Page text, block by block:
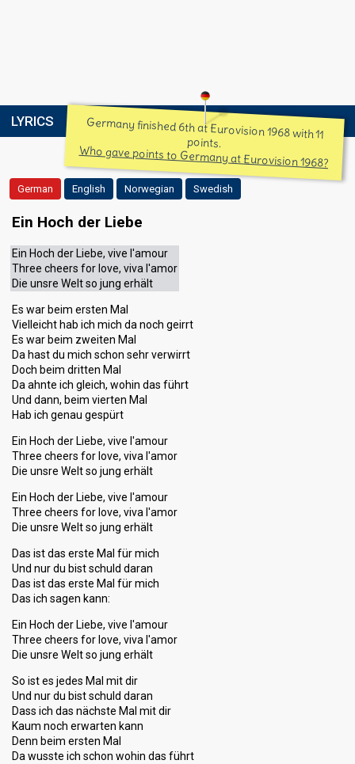
LYRICS Germany finished 6th at Eurovision 1968 with 11
points.
Who gave points to Germany at Eurovision 1968?
German English Norwegian Swedish
Ein Hoch der Liebe
Ein Hoch der Liebe, vive l'amour
Three cheers for love, viva l'amor
Die unsre Welt so jung erhält
Es war beim ersten Mal
Vielleicht hab ich mich da noch geirrt
Es war beim zweiten Mal
Da hast du mich schon sehr verwirrt
Doch beim dritten Mal
Da ahnte ich gleich, wohin das führt
Und dann, beim vierten Mal
Hab ich genau gespürt
Ein Hoch der Liebe, vive l'amour
Three cheers for love, viva l'amor
Die unsre Welt so jung erhält
Ein Hoch der Liebe, vive l'amour
Three cheers for love, viva l'amor
Die unsre Welt so jung erhält
Das ist das erste Mal für mich
Und nur du bist schuld daran
Das ist das erste Mal für mich
Das ich sagen kann:
Ein Hoch der Liebe, vive l'amour
Three cheers for love, viva l'amor
Die unsre Welt so jung erhält
So ist es jedes Mal mit dir
Und nur du bist schuld daran
Dass ich das nächste Mal mit dir
Kaum noch erwarten kann
Denn beim ersten Mal
Da wusste ich schon wohin das führt